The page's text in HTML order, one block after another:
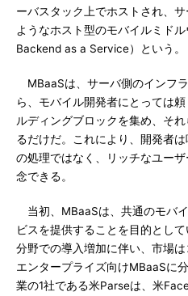
ーバスタック上でホストされ、
ようなホスト型のモバイルミド
Backend as a Service）という。
MBaaSは、サーバ側のインフ
ら、モバイル開発者にとっては
ルディングブロックを集め、そ
るだけだ。これにより、開発者
の処理ではなく、リッチなユー
念できる。
当初、MBaaSは、共通のモバ
ビスを提供することを目的とし
分野での導入増加に伴い、市場
エンタープライズ向けMBaaSに
業の1社である米Parseは、米